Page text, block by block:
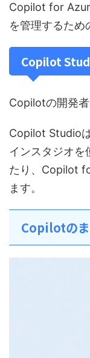
Copilot for
を管理するため
Copilot
Copilotの開発者
Copilot Studio
インスタジオ
たり、Copilot
ます。
Copilotの